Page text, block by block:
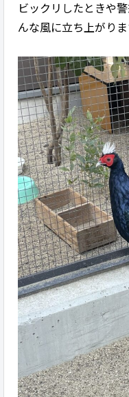
ビックリしたときや
んな風に立ち上がりま